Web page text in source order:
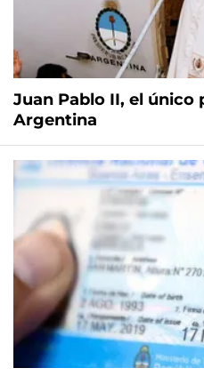
Juan Pablo II, el único
Argentina